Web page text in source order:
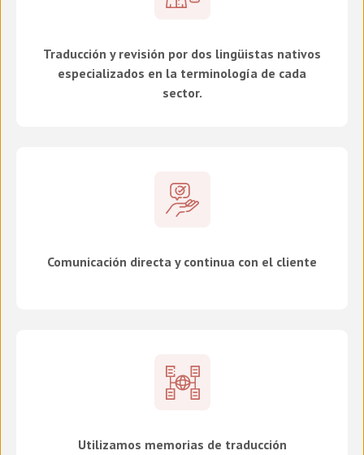
Traducción y revisión por dos lingüistas nativos
especializados en la terminología de cada
sector.
Comunicación directa y continua con el cliente
Utilizamos memorias de traducción